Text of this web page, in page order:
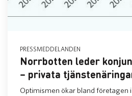
PRESSMEDDELANDEN
Norrbotten leder
– privata
Optimismen ökar bland företagen